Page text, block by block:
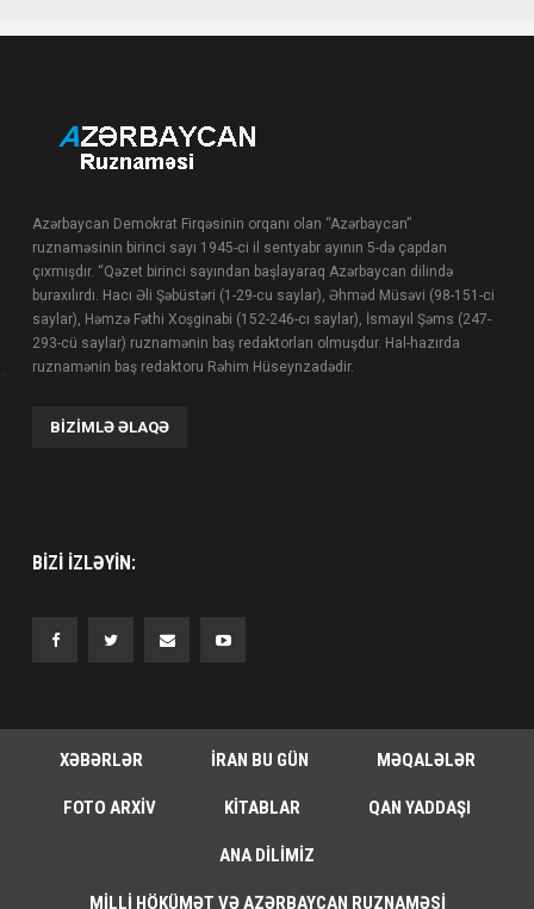
Azərbaycan Demokrat Firqəsinin orqanı olan “Azərbaycan”
ruznaməsinin birinci sayı 1945-ci il sentyabr ayının 5-də çapdan
çıxmışdır. “Qəzet birinci sayından başlayaraq Azərbaycan dilində
buraxılırdı. Hacı Əli Şəbüstəri (1-29-cu saylar), Əhməd Müsəvi (98-151-ci
saylar), Həmzə Fəthi Xoşginabi (152-246-cı saylar), İsmayıl Şəms (247-
293-cü saylar) ruznamənin baş redaktorları olmuşdur. Hal-hazırda
ruznamənin baş redaktoru Rəhim Hüseynzadədir.
BIZIMLƏ ƏLAQƏ
BIZI IZLƏYIN:
XƏBƏRLƏR İRAN BU GÜN MƏQALƏLƏR
FOTO ARXIV KITABLAR QAN YADDAŞI
ANA DILIMIZ
MILLI HÖKÜMƏT VƏ AZƏRBAYCAN RUZNAMƏSI